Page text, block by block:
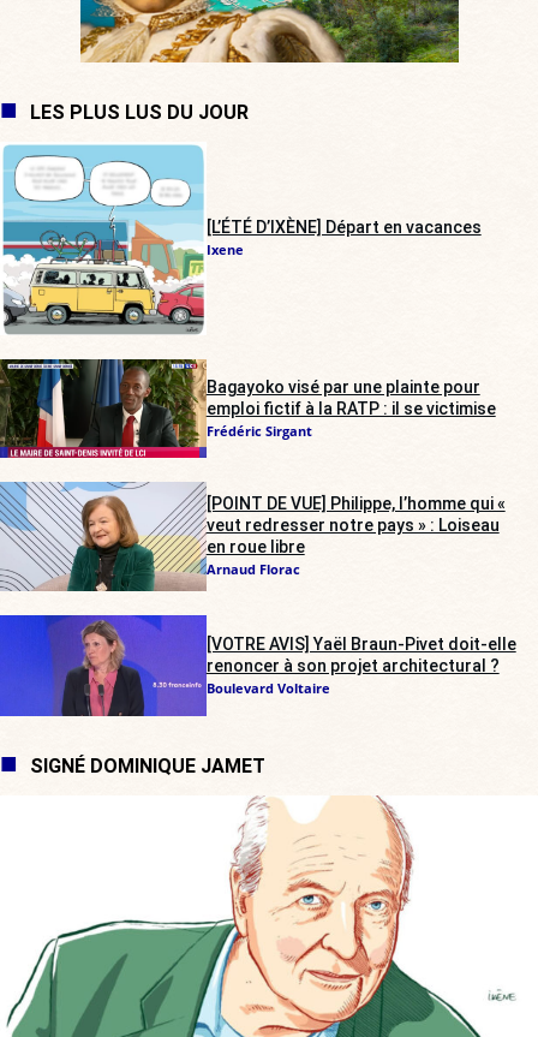
LES PLUS LUS DU JOUR
[L’ÉTÉ D’IXÈNE] Départ en vacances
Ixene
Bagayoko visé par une plainte pour
emploi fictif à la RATP : il se victimise
Frédéric Sirgant
[POINT DE VUE] Philippe, l’homme qui «
veut redresser notre pays » : Loiseau
en roue libre
Arnaud Florac
[VOTRE AVIS] Yaël Braun-Pivet doit-elle
renoncer à son projet architectural ?
Boulevard Voltaire
SIGNÉ DOMINIQUE JAMET